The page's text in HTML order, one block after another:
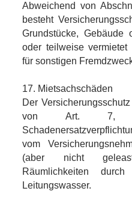
Abweichend von
besteht
Grundstücke, Gebäude
oder teilweise
für sonstigen
17. Mietsachschäden
Der
von Art. 7,
vom
(aber nicht
Räumlichkeiten
Leitungswasser.